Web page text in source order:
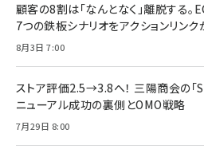
顧客の8割は「なんとなく」離脱する
7つの鉄板シナリオをアクションリン
8月3日 7:00
ストア評価2.5→3.8へ！ 三陽商会の「
ニューアル成功の裏側とOMO戦略
7月29日 8:00